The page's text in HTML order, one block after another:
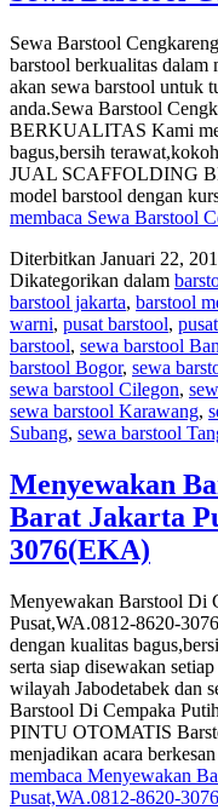
Sewa Barstool
barstool berkualitas dalam
akan sewa barstool untuk
anda.Sewa Barstool
BERKUALITAS Kami
bagus,bersih
JUAL SCAFFOLDING
model barstool dengan
membaca Sewa Barstool
Diterbitkan Januari 22,
Dikategorikan dalam
barstool jakarta, barstool
warni, pusat barstool,
barstool, sewa barstool
barstool Bogor, sewa
sewa barstool Cilegon,
sewa barstool Karawang,
Subang, sewa barstool
Menyewakan
Barat Jakarta
3076(EKA)
Menyewakan Barstool Di
Pusat,WA.0812-8620-
dengan kualitas
serta siap disewakan
wilayah Jabodetabek dan
Barstool Di Cempaka
PINTU OTOMATIS
menjadikan acara
membaca Menyewakan
Pusat,WA.0812-8620-